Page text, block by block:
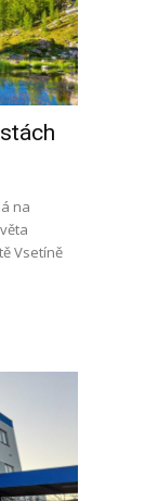
na
Vsetíně